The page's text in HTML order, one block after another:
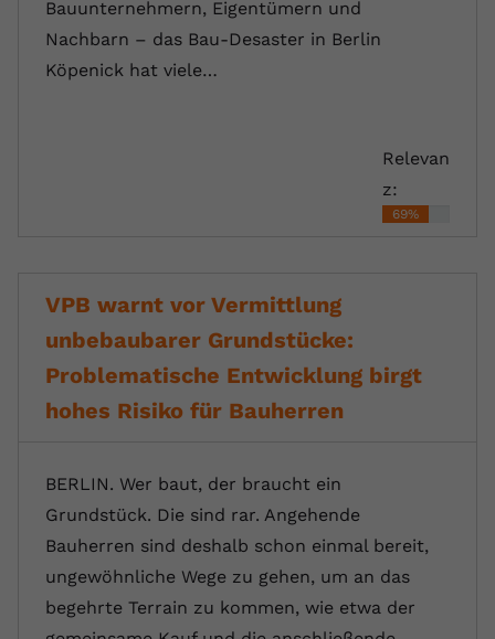
Bauunternehmern, Eigentümern und
Nachbarn – das Bau-Desaster in Berlin
Köpenick hat viele…
Relevan
z:
69%
VPB warnt vor Vermittlung
unbebaubarer Grundstücke:
Problematische Entwicklung birgt
hohes Risiko für Bauherren
BERLIN. Wer baut, der braucht ein
Grundstück. Die sind rar. Angehende
Bauherren sind deshalb schon einmal bereit,
ungewöhnliche Wege zu gehen, um an das
begehrte Terrain zu kommen, wie etwa der